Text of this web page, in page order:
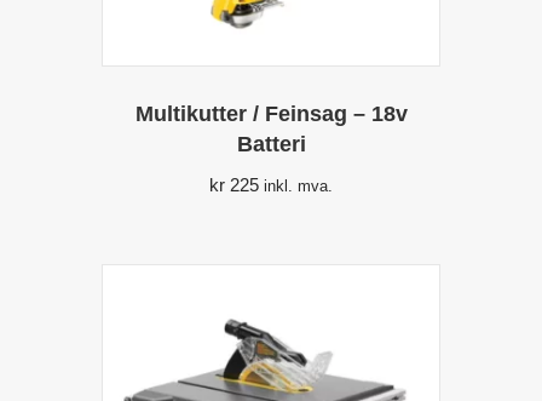
Multikutter / Feinsag – 18v
Batteri
kr 225 inkl. mva.